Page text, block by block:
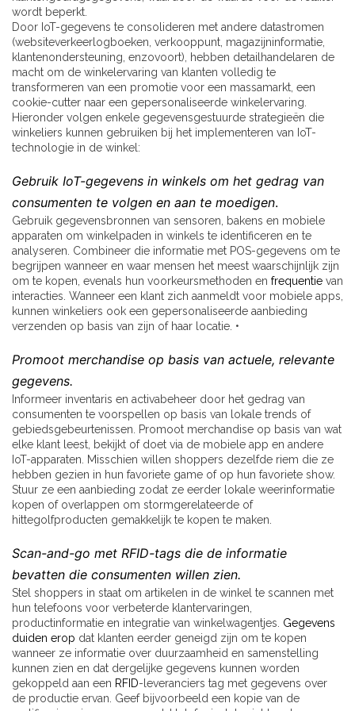
wordt beperkt.
Door IoT-gegevens te consolideren met andere datastromen
(websiteverkeerlogboeken, verkooppunt, magazijninformatie,
klantenondersteuning, enzovoort), hebben detailhandelaren de
macht om de winkelervaring van klanten volledig te
transformeren van een promotie voor een massamarkt, een
cookie-cutter naar een gepersonaliseerde winkelervaring.
Hieronder volgen enkele gegevensgestuurde strategieën die
winkeliers kunnen gebruiken bij het implementeren van IoT-
technologie in de winkel:
Gebruik IoT-gegevens in winkels om het gedrag van
consumenten te volgen en aan te moedigen.
Gebruik gegevensbronnen van sensoren, bakens en mobiele
apparaten om winkelpaden in winkels te identificeren en te
analyseren. Combineer die informatie met POS-gegevens om te
begrijpen wanneer en waar mensen het meest waarschijnlijk zijn
om te kopen, evenals hun voorkeursmethoden en frequentie van
interacties. Wanneer een klant zich aanmeldt voor mobiele apps,
kunnen winkeliers ook een gepersonaliseerde aanbieding
verzenden op basis van zijn of haar locatie. •
Promoot merchandise op basis van actuele, relevante
gegevens.
Informeer inventaris en activabeheer door het gedrag van
consumenten te voorspellen op basis van lokale trends of
gebiedsgebeurtenissen. Promoot merchandise op basis van wat
elke klant leest, bekijkt of doet via de mobiele app en andere
IoT-apparaten. Misschien willen shoppers dezelfde riem die ze
hebben gezien in hun favoriete game of op hun favoriete show.
Stuur ze een aanbieding zodat ze eerder lokale weerinformatie
kopen of overlappen om stormgerelateerde of
hittegolfproducten gemakkelijk te kopen te maken.
Scan-and-go met RFID-tags die de informatie
bevatten die consumenten willen zien.
Stel shoppers in staat om artikelen in de winkel te scannen met
hun telefoons voor verbeterde klantervaringen,
productinformatie en integratie van winkelwagentjes. Gegevens
duiden erop dat klanten eerder geneigd zijn om te kopen
wanneer ze informatie over duurzaamheid en samenstelling
kunnen zien en dat dergelijke gegevens kunnen worden
gekoppeld aan een RFID-leveranciers tag met gegevens over
de productie ervan. Geef bijvoorbeeld een kopie van de